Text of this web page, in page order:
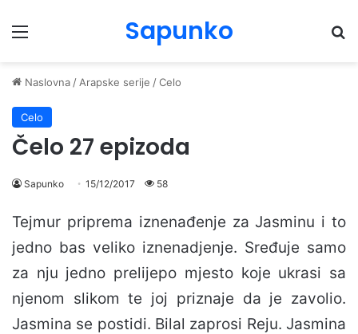
Menu Sapunko
Naslovna / Arapske serije /Celo
Celo
Čelo 27 epizoda
Sapunko 15/12/2017 58
Tejmur priprema iznenađenje za Jasminu i to
jedno bas veliko iznenadjenje. Sređuje samo
za nju jedno prelijepo mjesto koje ukrasi sa
njenom slikom te joj priznaje da je zavolio.
Jasmina se postidi. Bilal zaprosi Reju. Jasmina